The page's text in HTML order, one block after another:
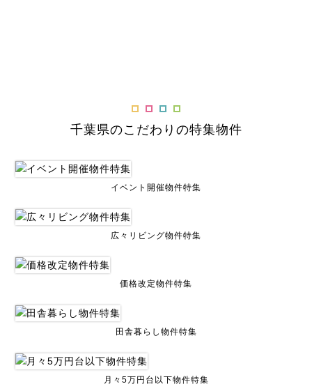
千葉県のこだわりの特集物件
イベント開催物件特集
広々リビング物件特集
価格改定物件特集
田舎暮らし物件特集
月々5万円台以下物件特集